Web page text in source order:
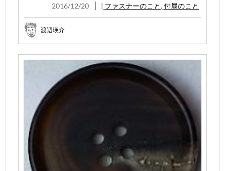
2016/12/20 | ファスナーのこと , 付属のこと
渡辺瑛介